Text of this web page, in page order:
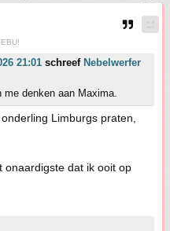
21:01 schreef Nebelwerfer
me denken aan Maxima.
Limburgs praten,
onaardigste dat ik ooit op